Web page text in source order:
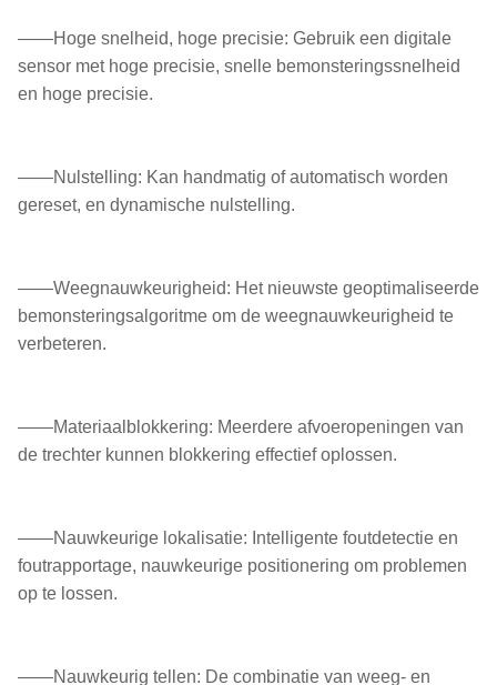
——Hoge snelheid, hoge precisie: Gebruik een digitale
sensor met hoge precisie, snelle bemonsteringssnelheid
en hoge precisie.
——Nulstelling: Kan handmatig of automatisch worden
gereset, en dynamische nulstelling.
——Weegnauwkeurigheid: Het nieuwste geoptimaliseerde
bemonsteringsalgoritme om de weegnauwkeurigheid te
verbeteren.
——Materiaalblokkering: Meerdere afvoeropeningen van
de trechter kunnen blokkering effectief oplossen.
——Nauwkeurige lokalisatie: Intelligente foutdetectie en
foutrapportage, nauwkeurige positionering om problemen
op te lossen.
——Nauwkeurig tellen: De combinatie van weeg- en